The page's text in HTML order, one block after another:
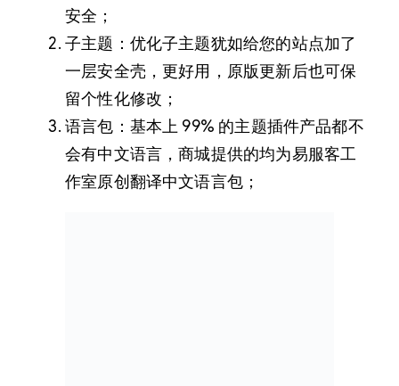
安全；
子主题：优化子主题犹如给您的站点加了
一层安全壳，更好用，原版更新后也可保
留个性化修改；
语言包：基本上 99% 的主题插件产品都不
会有中文语言，商城提供的均为易服客工
作室原创翻译中文语言包；